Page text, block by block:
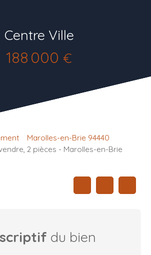
Centre Ville
188 000 €
Marolles-en-Brie 94440
2 pièces - Marolles-en-Brie
du bien